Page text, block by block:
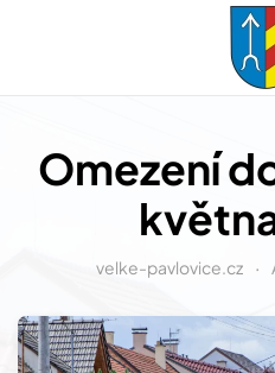
Přejít na hlavní obsah
Omezení
velke-pavlovice.cz